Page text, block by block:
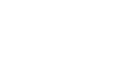
für eine Person
Wünsche und
können, kümmern?
Entscheidungen auch dem